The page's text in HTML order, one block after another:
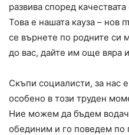
развива според
Това е нашата кауза – нов
се върнете по родните си
до вас, дайте им още вяра
Скъпи социалисти, за нас
особено в този труден
Ние можем да бъдем
обединим и го поведем по